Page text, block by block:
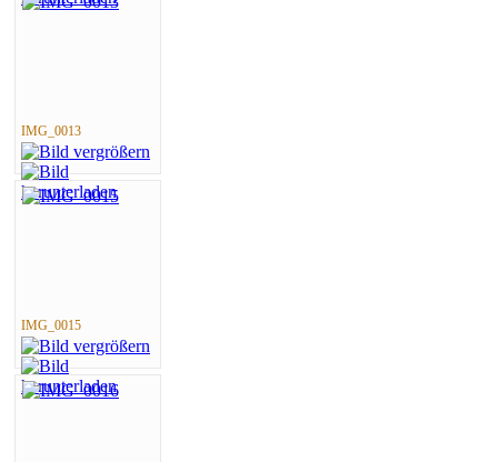
IMG_0013
IMG_0015